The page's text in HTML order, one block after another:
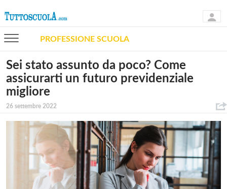
PROFESSIONE SCUOLA
Sei stato assunto da poco? Come
assicurarti un futuro previdenziale
migliore
26 settembre 2022